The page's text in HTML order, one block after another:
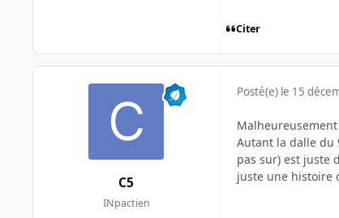
Citer
C5
INpactien
Posté(e) le 15
Autant la dalle du
pas sur) est juste
juste une histoire